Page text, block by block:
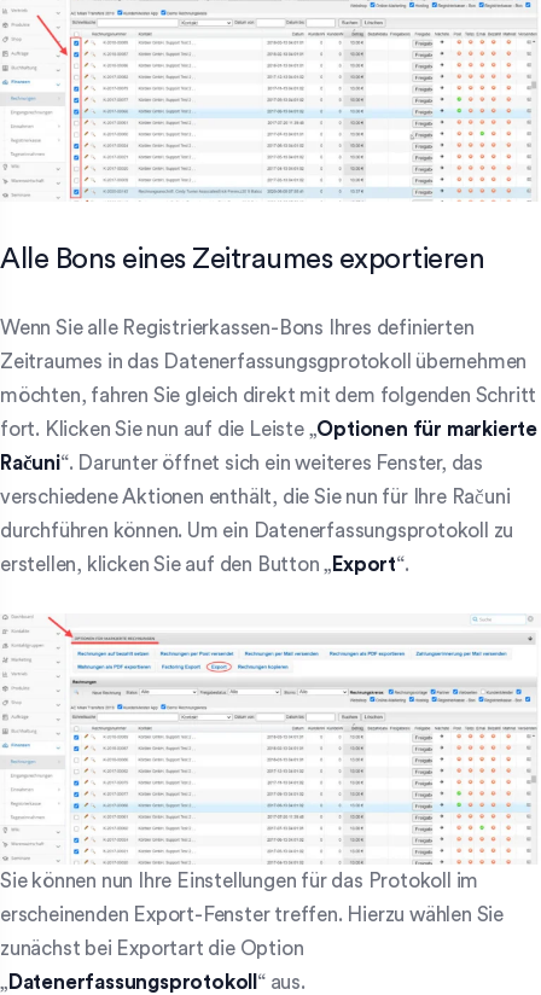
Alle Bons eines Zeitraumes exportieren
Wenn Sie alle Registrierkassen-Bons Ihres definierten
Zeitraumes in das Datenerfassungsgprotokoll übernehmen
möchten, fahren Sie gleich direkt mit dem folgenden Schritt
fort. Klicken Sie nun auf die Leiste „Optionen für markierte
Računi“. Darunter öffnet sich ein weiteres Fenster, das
verschiedene Aktionen enthält, die Sie nun für Ihre Računi
durchführen können. Um ein Datenerfassungsprotokoll zu
erstellen, klicken Sie auf den Button „ Export“.
Sie können nun Ihre Einstellungen für das Protokoll im
erscheinenden Export-Fenster treffen. Hierzu wählen Sie
zunächst bei Exportart die Option
„ Datenerfassungsprotokoll “ aus.